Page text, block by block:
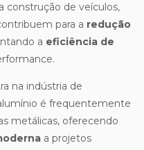
de veículos,
para a redução
a eficiência de
na indústria de
é frequentemente
metálicas, oferecendo
a projetos